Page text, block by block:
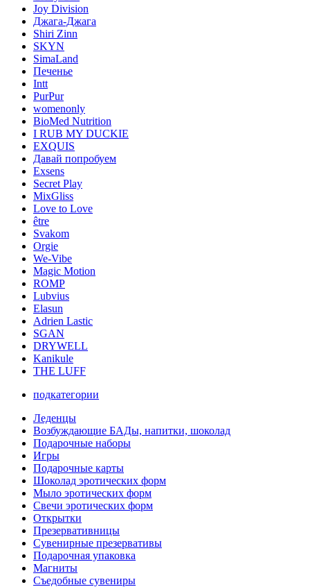
Joy Division
Джага-Джага
Shiri Zinn
SKYN
SimaLand
Печенье
Intt
PurPur
womenonly
BioMed Nutrition
I RUB MY DUCKIE
EXQUIS
Давай попробуем
Exsens
Secret Play
MixGliss
Love to Love
être
Svakom
Orgie
We-Vibe
Magic Motion
ROMP
Lubvius
Elasun
Adrien Lastic
SGAN
DRYWELL
Kanikule
THE LUFF
подкатегории
Леденцы
Возбуждающие БАДы, напитки, шоколад
Подарочные наборы
Игры
Подарочные карты
Шоколад эротических форм
Мыло эротических форм
Свечи эротических форм
Открытки
Презервативницы
Сувенирные презервативы
Подарочная упаковка
Магниты
Съедобные сувениры